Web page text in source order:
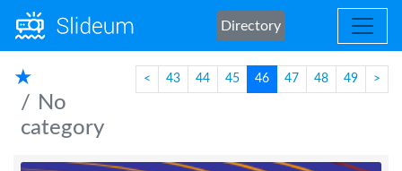
Directory
★
No
category
< 43 44 45 46 47 48 49 >